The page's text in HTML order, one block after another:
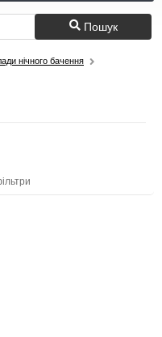
Пошук
нічного бачення